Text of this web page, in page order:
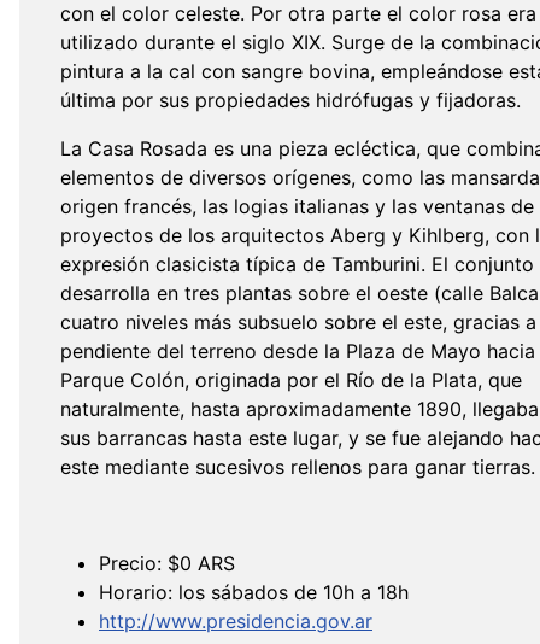
con el color celeste. Por otra parte el color rosa
utilizado durante el siglo XIX. Surge de la
pintura a la cal con sangre bovina, empleándose
última por sus propiedades hidrófugas y fijadoras.
La Casa Rosada es una pieza ecléctica, que
elementos de diversos orígenes, como las
origen francés, las logias italianas y las ventanas de
proyectos de los arquitectos Aberg y Kihlberg, con
expresión clasicista típica de Tamburini. El conjunto
desarrolla en tres plantas sobre el oeste (calle
cuatro niveles más subsuelo sobre el este, gracias
pendiente del terreno desde la Plaza de Mayo hacia
Parque Colón, originada por el Río de la Plata, que
naturalmente, hasta aproximadamente 1890,
sus barrancas hasta este lugar, y se fue alejando
este mediante sucesivos rellenos para ganar tierras.
Precio: $0 ARS
Horario: los sábados de 10h a 18h
http://www.presidencia.gov.ar